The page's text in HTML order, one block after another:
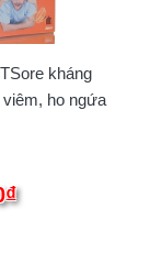
kháng
ho ngứa